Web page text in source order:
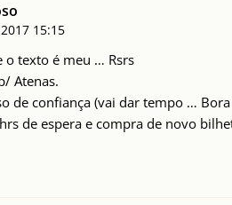
15:15
o texto é meu … Rsrs
Atenas.
de confiança (vai dar tempo …
de espera e compra de novo